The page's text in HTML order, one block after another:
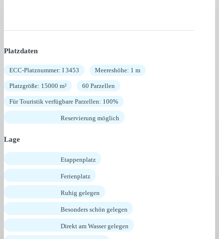
Platzdaten
ECC-Platznummer: I 3453 Meereshöhe: 1 m
Platzgröße: 15000 m² 60 Parzellen
Für Touristik verfügbare Parzellen: 100%
Reservierung möglich
Lage
Etappenplatz
Ferienplatz
Ruhig gelegen
Besonders schön gelegen
Direkt am Wasser gelegen